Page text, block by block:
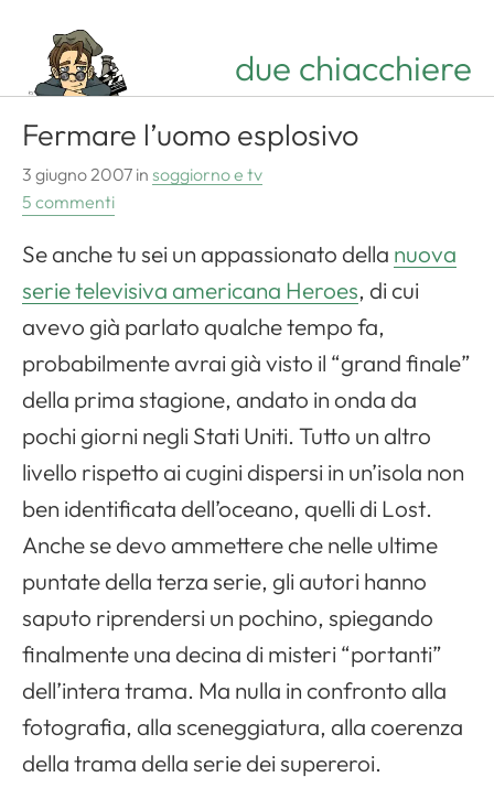
due chiacchiere
Fermare l’uomo esplosivo
3 giugno 2007 in soggiorno e tv
5 commenti
Se anche tu sei un appassionato della nuova
serie televisiva americana Heroes, di cui
avevo già parlato qualche tempo fa,
probabilmente avrai già visto il “grand finale”
della prima stagione, andato in onda da
pochi giorni negli Stati Uniti. Tutto un altro
livello rispetto ai cugini dispersi in un’isola non
ben identificata dell’oceano, quelli di Lost.
Anche se devo ammettere che nelle ultime
puntate della terza serie, gli autori hanno
saputo riprendersi un pochino, spiegando
finalmente una decina di misteri “portanti”
dell’intera trama. Ma nulla in confronto alla
fotografia, alla sceneggiatura, alla coerenza
della trama della serie dei supereroi.